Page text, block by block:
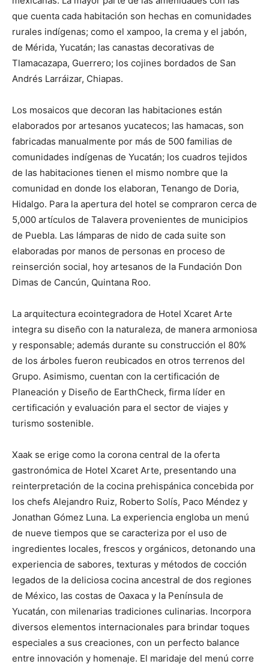
que cuenta cada habitación son hechas en comunidades
rurales indígenas; como el xampoo, la crema y el jabón,
de Mérida, Yucatán; las canastas decorativas de
Tlamacazapa, Guerrero; los cojines bordados de San
Andrés Larráizar, Chiapas.
Los mosaicos que decoran las habitaciones están
elaborados por artesanos yucatecos; las hamacas, son
fabricadas manualmente por más de 500 familias de
comunidades indígenas de Yucatán; los cuadros tejidos
de las habitaciones tienen el mismo nombre que la
comunidad en donde los elaboran, Tenango de Doria,
Hidalgo. Para la apertura del hotel se compraron cerca de
5,000 artículos de Talavera provenientes de municipios
de Puebla. Las lámparas de nido de cada suite son
elaboradas por manos de personas en proceso de
reinserción social, hoy artesanos de la Fundación Don
Dimas de Cancún, Quintana Roo.
La arquitectura ecointegradora de Hotel Xcaret Arte
integra su diseño con la naturaleza, de manera armoniosa
y responsable; además durante su construcción el 80%
de los árboles fueron reubicados en otros terrenos del
Grupo. Asimismo, cuentan con la certificación de
Planeación y Diseño de EarthCheck, firma líder en
certificación y evaluación para el sector de viajes y
turismo sostenible.
Xaak se erige como la corona central de la oferta
gastronómica de Hotel Xcaret Arte, presentando una
reinterpretación de la cocina prehispánica concebida por
los chefs Alejandro Ruiz, Roberto Solís, Paco Méndez y
Jonathan Gómez Luna. La experiencia engloba un menú
de nueve tiempos que se caracteriza por el uso de
ingredientes locales, frescos y orgánicos, detonando una
experiencia de sabores, texturas y métodos de cocción
legados de la deliciosa cocina ancestral de dos regiones
de México, las costas de Oaxaca y la Península de
Yucatán, con milenarias tradiciones culinarias. Incorpora
diversos elementos internacionales para brindar toques
especiales a sus creaciones, con un perfecto balance
entre innovación y homenaje. El maridaje del menú corre